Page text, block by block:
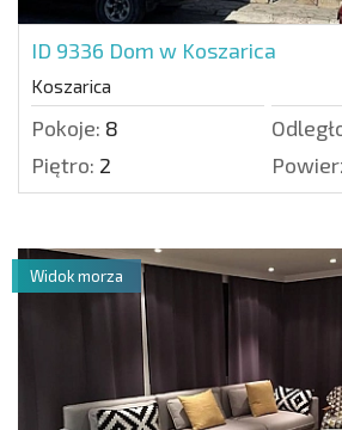
ID 9336 Dom w Koszarica
Koszarica
Pokoje: 8
Piętro: 2
Widok morza